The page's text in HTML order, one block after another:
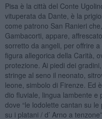
Pisa è la città del Conte
vituperata da Dante, è la
come patrono San Ranieri
Gambacorti, appare,
sorretto da angeli, per offrire
figura allegorica della Carità,
protezione. Ai piedi dei
stringe al seno il neonato,
leone, simbolo di Firenze. Ed
dio fluviale, lingua lambente e
dove “le lodolette cantan su
su i platani / d’ Arno a